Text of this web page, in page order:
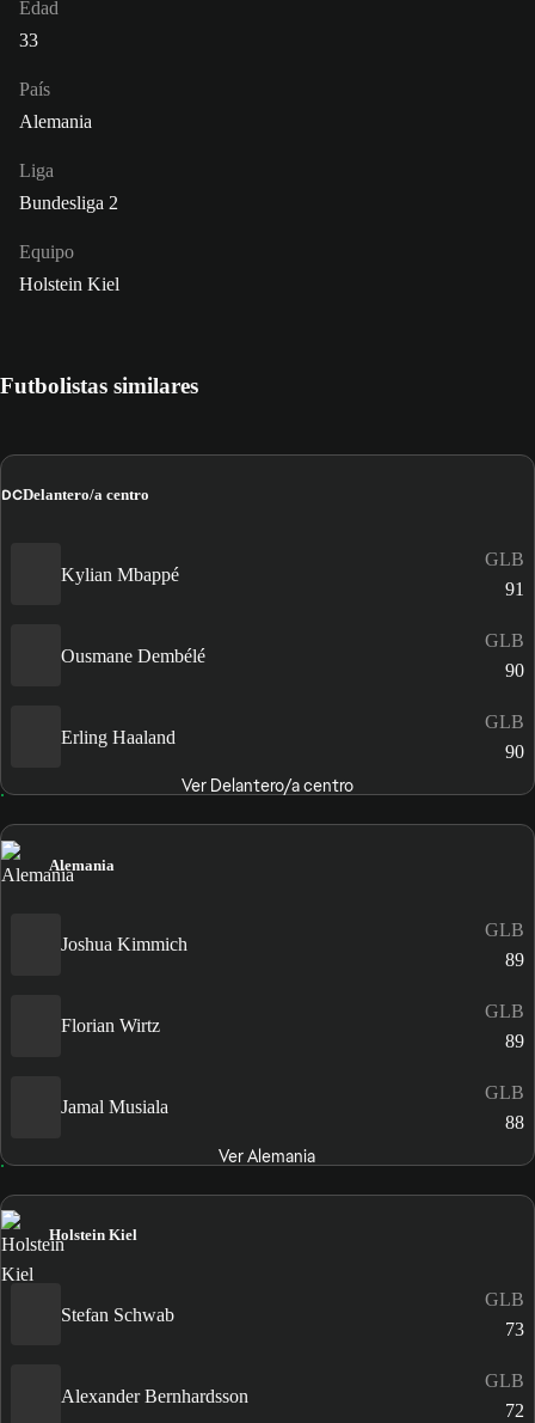
Edad
33
País
Alemania
Liga
Bundesliga 2
Equipo
Holstein Kiel
Futbolistas similares
DCDelantero/a centro
Kylian Mbappé
GLB
91
Ousmane Dembélé
GLB
90
Erling Haaland
GLB
90
Ver Delantero/a centro
Alemania
Joshua Kimmich
GLB
89
Florian Wirtz
GLB
89
Jamal Musiala
GLB
88
Ver Alemania
Holstein Kiel
Stefan Schwab
GLB
73
Alexander Bernhardsson
GLB
72